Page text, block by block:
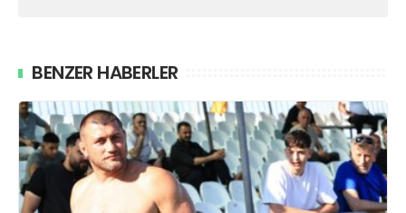
BENZER HABERLER